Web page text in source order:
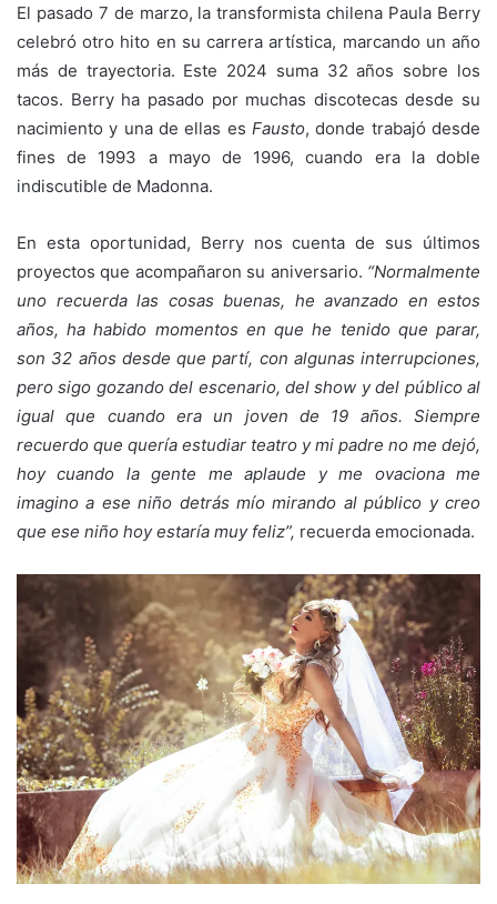
El pasado 7 de marzo, la transformista chilena Paula Berry
celebró otro hito en su carrera artística, marcando un año
más de trayectoria. Este 2024 suma 32 años sobre los
tacos. Berry ha pasado por muchas discotecas desde su
nacimiento y una de ellas es Fausto, donde trabajó desde
fines de 1993 a mayo de 1996, cuando era la doble
indiscutible de Madonna.
En esta oportunidad, Berry nos cuenta de sus últimos
proyectos que acompañaron su aniversario. “Normalmente
uno recuerda las cosas buenas, he avanzado en estos
años, ha habido momentos en que he tenido que parar,
son 32 años desde que partí, con algunas interrupciones,
pero sigo gozando del escenario, del show y del público al
igual que cuando era un joven de 19 años. Siempre
recuerdo que quería estudiar teatro y mi padre no me dejó,
hoy cuando la gente me aplaude y me ovaciona me
imagino a ese niño detrás mío mirando al público y creo
que ese niño hoy estaría muy feliz”, recuerda emocionada.